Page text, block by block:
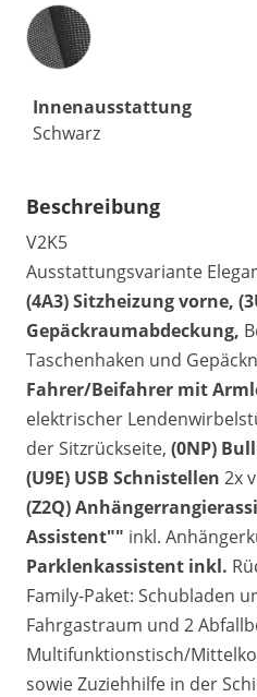
Innenausstattung
Innenausstattung
Schwarz
Beschreibung
V2K5
Ausstattungsvariante
(4A3) Sitzheizung vorne,
Gepäckraumabdeckung,
Taschenhaken und
Fahrer/Beifahrer mit
elektrischer
der Sitzrückseite, (0NP)
(U9E) USB Schnistellen 2x
(Z2Q)
Assistent"" inkl.
Parklenkassistent inkl.
Family-Paket: Schubladen
Fahrgastraum und 2
Multifunktionstisch/
sowie Zuziehhilfe in der